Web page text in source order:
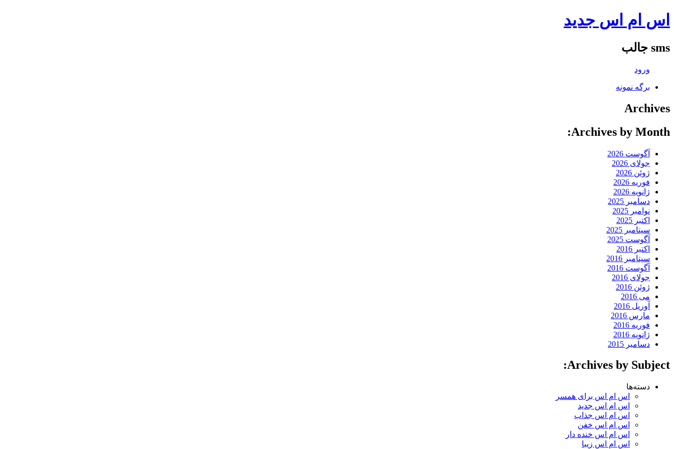
اس ام اس جدید
sms جالب
ورود
برگه نمونه
Archives
Archives by Month:
آگوست 2026
جولای 2026
ژوئن 2026
فوریه 2026
ژانویه 2026
دسامبر 2025
نوامبر 2025
اکتبر 2025
سپتامبر 2025
آگوست 2025
اکتبر 2016
سپتامبر 2016
آگوست 2016
جولای 2016
ژوئن 2016
می 2016
آوریل 2016
مارس 2016
فوریه 2016
ژانویه 2016
دسامبر 2015
Archives by Subject:
دسته‌ها
اس ام اس برای همسر
اس ام اس جدید
اس ام اس جذاب
اس ام اس خفن
اس ام اس خنده دار
اس ام اس زیبا